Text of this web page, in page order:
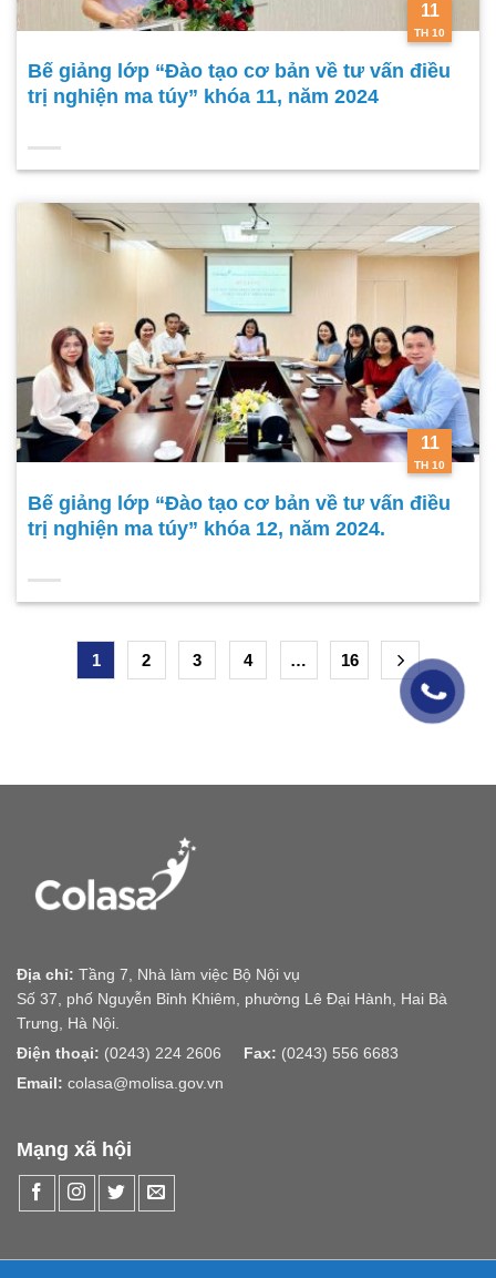
11
TH 10
Bế giảng lớp “Đào tạo cơ bản về tư vấn điều
trị nghiện ma túy” khóa 11, năm 2024
11
TH 10
Bế giảng lớp “Đào tạo cơ bản về tư vấn điều
trị nghiện ma túy” khóa 12, năm 2024.
1 2 3 4 … 16
Địa chỉ: Tầng 7, Nhà làm việc Bộ Nội vụ
Số 37, phố Nguyễn Bỉnh Khiêm, phường Lê Đại Hành, Hai Bà
Trưng, Hà Nội.
Điện thoại: (0243) 224 2606 Fax: (0243) 556 6683
Email: colasa@molisa.gov.vn
Mạng xã hội